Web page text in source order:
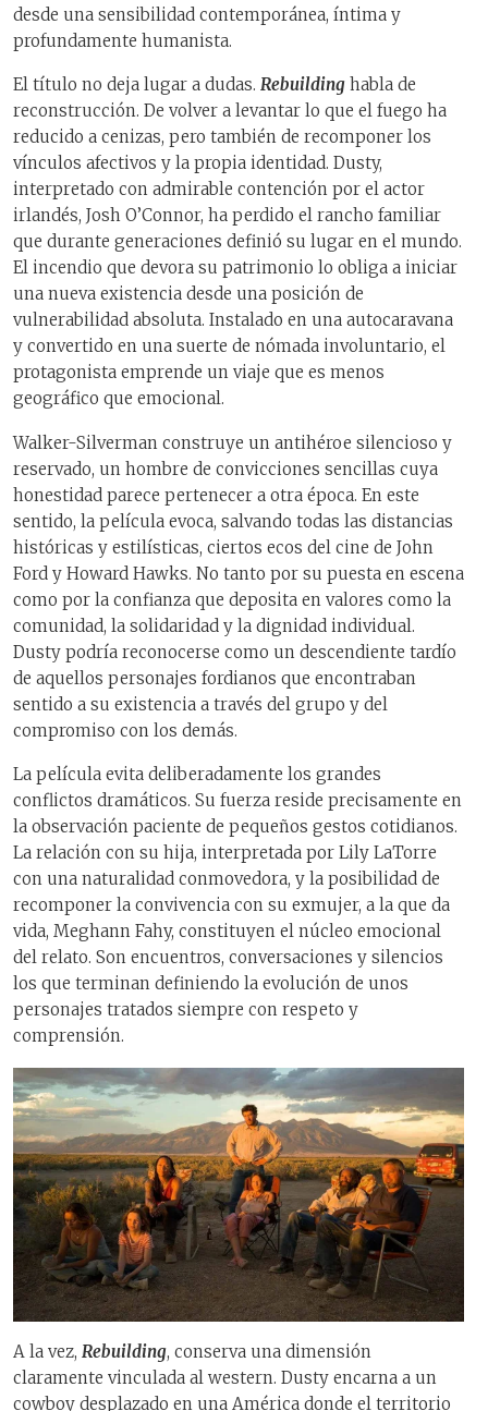
desde una sensibilidad contemporánea, íntima y
profundamente humanista.
El título no deja lugar a dudas. Rebuilding habla de
reconstrucción. De volver a levantar lo que el fuego ha
reducido a cenizas, pero también de recomponer los
vínculos afectivos y la propia identidad. Dusty,
interpretado con admirable contención por el actor
irlandés, Josh O’Connor, ha perdido el rancho familiar
que durante generaciones definió su lugar en el mundo.
El incendio que devora su patrimonio lo obliga a iniciar
una nueva existencia desde una posición de
vulnerabilidad absoluta. Instalado en una autocaravana
y convertido en una suerte de nómada involuntario, el
protagonista emprende un viaje que es menos
geográfico que emocional.
Walker-Silverman construye un antihéroe silencioso y
reservado, un hombre de convicciones sencillas cuya
honestidad parece pertenecer a otra época. En este
sentido, la película evoca, salvando todas las distancias
históricas y estilísticas, ciertos ecos del cine de John
Ford y Howard Hawks. No tanto por su puesta en escena
como por la confianza que deposita en valores como la
comunidad, la solidaridad y la dignidad individual.
Dusty podría reconocerse como un descendiente tardío
de aquellos personajes fordianos que encontraban
sentido a su existencia a través del grupo y del
compromiso con los demás.
La película evita deliberadamente los grandes
conflictos dramáticos. Su fuerza reside precisamente en
la observación paciente de pequeños gestos cotidianos.
La relación con su hija, interpretada por Lily LaTorre
con una naturalidad conmovedora, y la posibilidad de
recomponer la convivencia con su exmujer, a la que da
vida, Meghann Fahy, constituyen el núcleo emocional
del relato. Son encuentros, conversaciones y silencios
los que terminan definiendo la evolución de unos
personajes tratados siempre con respeto y
comprensión.
A la vez, Rebuilding, conserva una dimensión
claramente vinculada al western. Dusty encarna a un
cowboy desplazado en una América donde el territorio